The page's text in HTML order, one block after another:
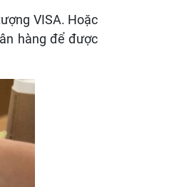
VISA. Hoặc
hàng để được